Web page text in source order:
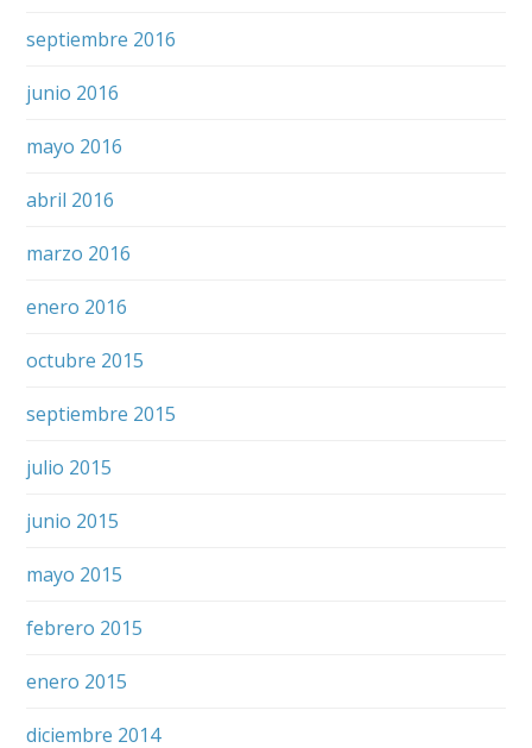
septiembre 2016
junio 2016
mayo 2016
abril 2016
marzo 2016
enero 2016
octubre 2015
septiembre 2015
julio 2015
junio 2015
mayo 2015
febrero 2015
enero 2015
diciembre 2014